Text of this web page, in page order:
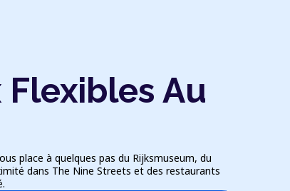
Au
place à quelques pas du Rijksmuseum, du
dans The Nine Streets et des restaurants